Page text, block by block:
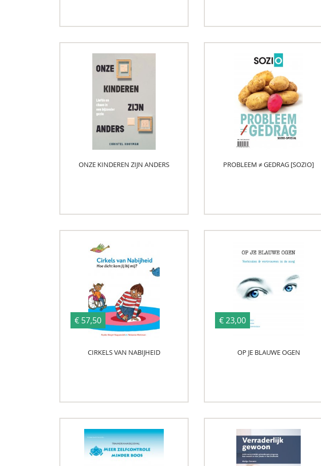
ONZE KINDEREN ZIJN ANDERS PROBLEEM ≠ GEDRAG [SOZIO]
€ 57,50
CIRKELS VAN NABIJHEID
€ 23,00
OP JE BLAUWE OGEN